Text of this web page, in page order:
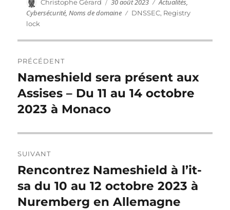
Auteur
Christophe Gérard le
30 août 2023 Actualités,
Cybersécurité,Noms de domaine Étiquettes
DNSSEC, Registry
lock
de
l’article
PRÉCÉDENT
Publication
précédente :
Nameshield sera présent aux
Assises – Du 11 au 14 octobre
2023 à Monaco
SUIVANT
Publication
suivante :
Rencontrez Nameshield à l’it-
sa du 10 au 12 octobre 2023 à
Nuremberg en Allemagne